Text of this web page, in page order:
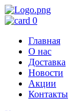
0
Главная
О нас
Доставка
Новости
Акции
Контакты